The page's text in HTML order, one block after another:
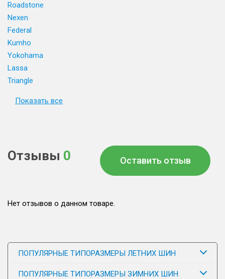
Roadstone
Nexen
Federal
Kumho
Yokohama
Lassa
Triangle
Показать все
Отзывы 0 Оставить отзыв
Нет отзывов о данном товаре.
ПОПУЛЯРНЫЕ ТИПОРАЗМЕРЫ ЛЕТНИХ ШИН
ПОПУЛЯРНЫЕ ТИПОРАЗМЕРЫ ЗИМНИХ ШИН